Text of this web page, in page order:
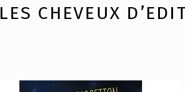
LES CHEVEUX